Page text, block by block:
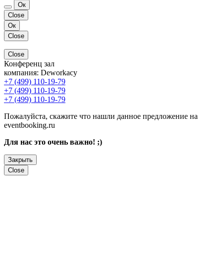
Ок
Close
Ок
Close
Close
Конференц зал
компания: Deworkacy
+7 (499) 110-19-79
+7 (499) 110-19-79
+7 (499) 110-19-79
Пожалуйста, скажите что нашли данное предложение на
eventbooking.ru
Для нас это очень важно! ;)
Закрыть
Close